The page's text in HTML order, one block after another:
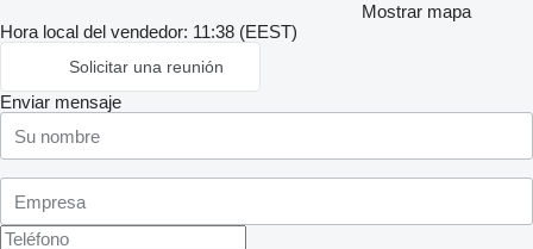
Mostrar mapa
Hora local del vendedor: 11:38 (EEST)
Solicitar una reunión
Enviar mensaje